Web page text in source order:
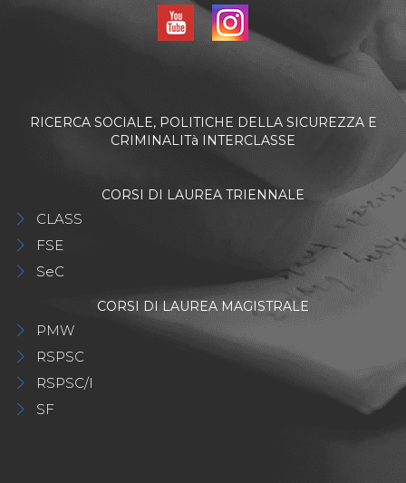
RICERCA SOCIALE, POLITICHE DELLA SICUREZZA E
CRIMINALITà INTERCLASSE
CORSI DI LAUREA TRIENNALE
CLASS
FSE
SeC
CORSI DI LAUREA MAGISTRALE
PMW
RSPSC
RSPSC/I
SF